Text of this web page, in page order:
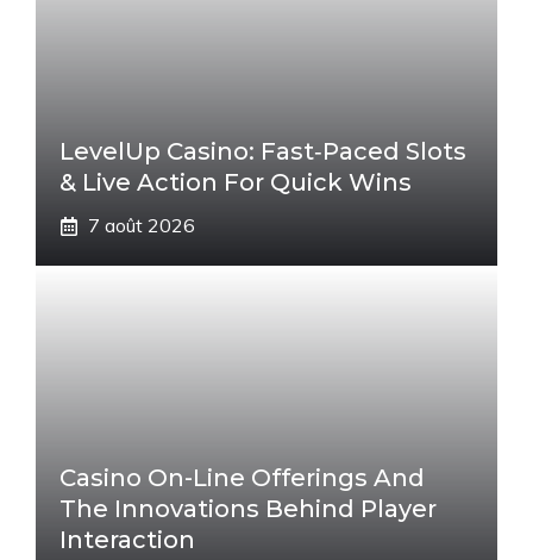
LevelUp Casino: Fast‑Paced Slots
& Live Action For Quick Wins
7 août 2026
Casino On-Line Offerings And
The Innovations Behind Player
Interaction